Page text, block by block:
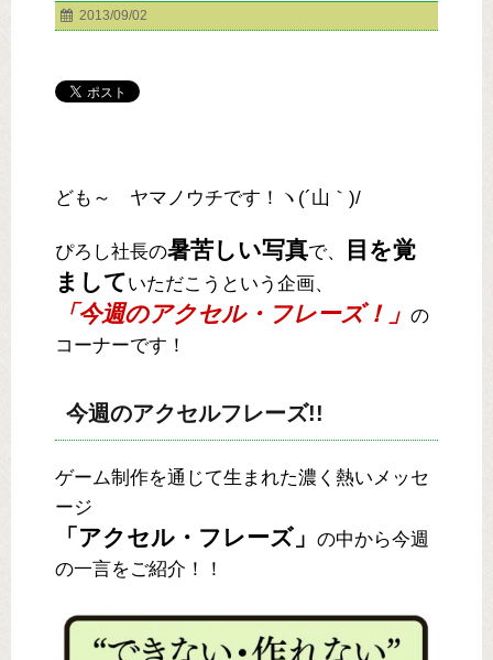
2013/09/02
ども～ ヤマノウチです！ヽ(´山｀)/
ぴろし社長の暑苦しい写真で、
目を覚
ましていただこうという企画、
「今週のアクセル・フレーズ！」 の
コーナーです！
今週のアクセルフレーズ!!
ゲーム制作を通じて生まれた濃く熱いメッセ
ージ
「アクセル・フレーズ」 の中から今週
の一言をご紹介！！